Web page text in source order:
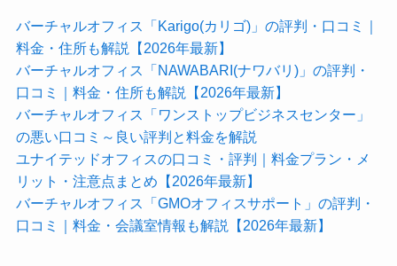
バーチャルオフィス「Karigo(カリゴ)」の評判・口コミ｜
料金・住所も解説【2026年最新】
バーチャルオフィス「NAWABARI(ナワバリ)」の評判・
口コミ｜料金・住所も解説【2026年最新】
バーチャルオフィス「ワンストップビジネスセンター」
の悪い口コミ～良い評判と料金を解説
ユナイテッドオフィスの口コミ・評判｜料金プラン・メ
リット・注意点まとめ【2026年最新】
バーチャルオフィス「GMOオフィスサポート」の評判・
口コミ｜料金・会議室情報も解説【2026年最新】